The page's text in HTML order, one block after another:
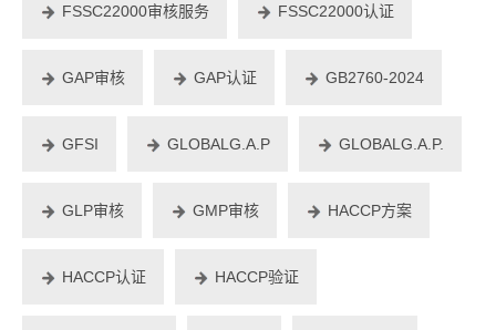
FSSC22000审核服务 FSSC22000认证
GAP审核 GAP认证 GB2760-2024
GFSI GLOBALG.A.P GLOBALG.A.P.
GLP审核 GMP审核 HACCP方案
HACCP认证 HACCP验证